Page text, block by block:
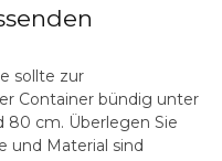
sollte zur
Container bündig unter
80 cm. Überlegen Sie
und Material sind